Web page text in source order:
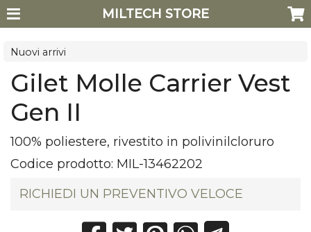
MILTECH STORE
Nuovi arrivi
Gilet Molle Carrier Vest
Gen II
100% poliestere, rivestito in polivinilcloruro
Codice prodotto: MIL-13462202
RICHIEDI UN PREVENTIVO VELOCE